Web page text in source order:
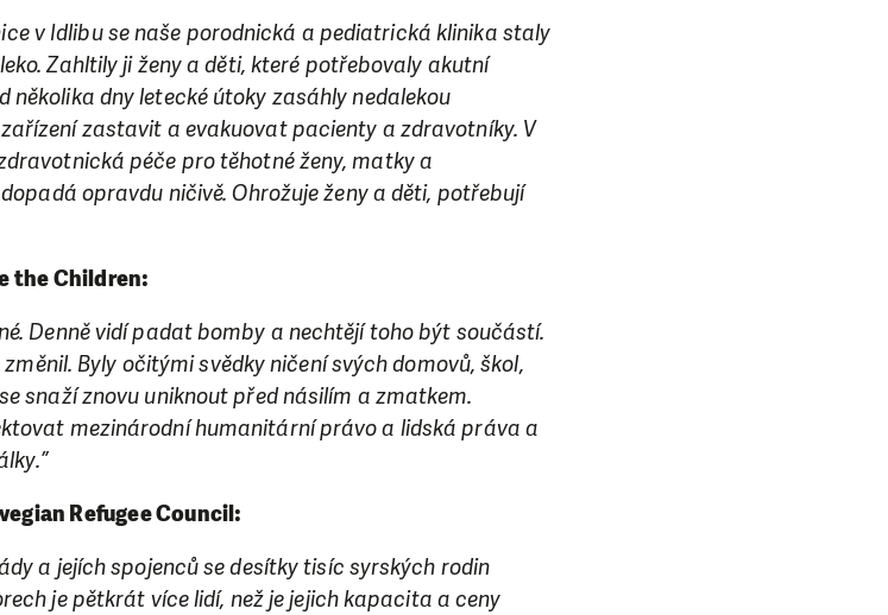
v Idlibu se naše porodnická a pediatrická klinika staly
Zahltily ji ženy a děti, které potřebovaly akutní
několika dny letecké útoky zasáhly nedalekou
zastavit a evakuovat pacienty a zdravotníky. V
péče pro těhotné ženy, matky a
opravdu ničivě. Ohrožuje ženy a děti, potřebují
the Children:
Denně vidí padat bomby a nechtějí toho být součástí.
Byly očitými svědky ničení svých domovů, škol,
snaží znovu uniknout před násilím a zmatkem.
mezinárodní humanitární právo a lidská práva a
Refugee Council:
a jejích spojenců se desítky tisíc syrských rodin
je pětkrát více lidí, než je jejich kapacita a ceny
PODPOŘTE NÁS!
neobejdeme se bez Vaší podpory. Ať už se nám
se stanete pravidelným dárcem Klubu přátel, Vaše
vždy tam, kde je to nejvíce potřeba.